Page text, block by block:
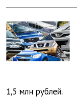
1,5 млн рублей.